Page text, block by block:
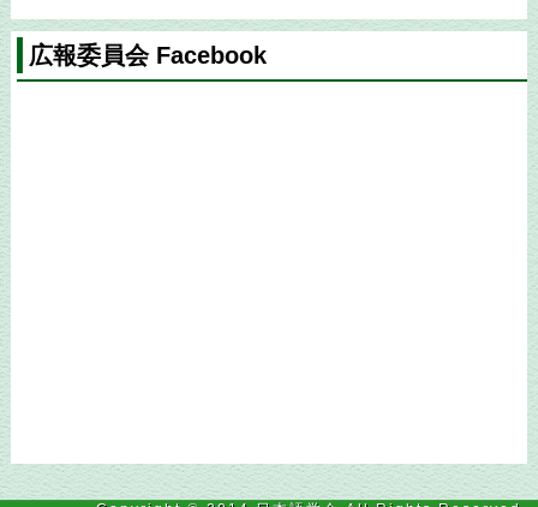
ました。
2026年4月1日
お知らせに「『日本語学大辞典 オンデマン
補者推薦について」「2027年度フルブライト
広報委員会 Facebook